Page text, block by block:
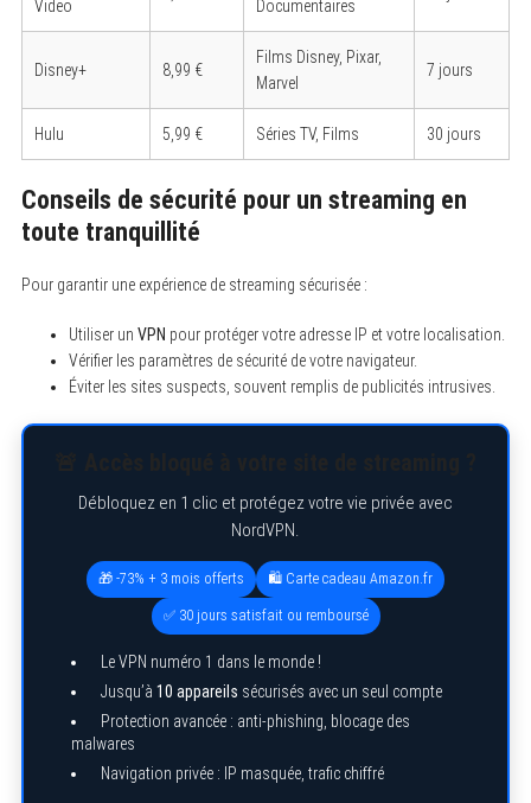
Video
Documentaires
Disney+ 8,99 €
Films Disney, Pixar,
Marvel
7 jours
Hulu 5,99 € Séries TV, Films 30 jours
Conseils de sécurité pour un streaming en
toute tranquillité
Pour garantir une expérience de streaming sécurisée :
Utiliser un VPN pour protéger votre adresse IP et votre localisation.
Vérifier les paramètres de sécurité de votre navigateur.
Éviter les sites suspects, souvent remplis de publicités intrusives.
Débloquez en 1 clic et protégez votre vie privée avec
NordVPN.
🎁 -73% + 3 mois offerts 🛍️ Carte cadeau Amazon.fr
✅ 30 jours satisfait ou remboursé
Le VPN numéro 1 dans le monde !
Jusqu’à 10 appareils sécurisés avec un seul compte
Protection avancée : anti-phishing, blocage des
malwares
Navigation privée : IP masquée, trafic chiffré
r